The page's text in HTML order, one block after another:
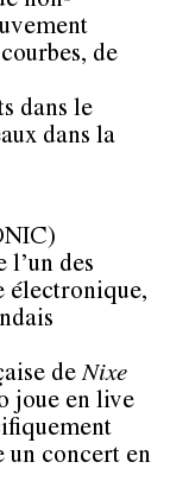
de
dans le
dans la
des
électronique,
deNixe
joue en live
un concert en